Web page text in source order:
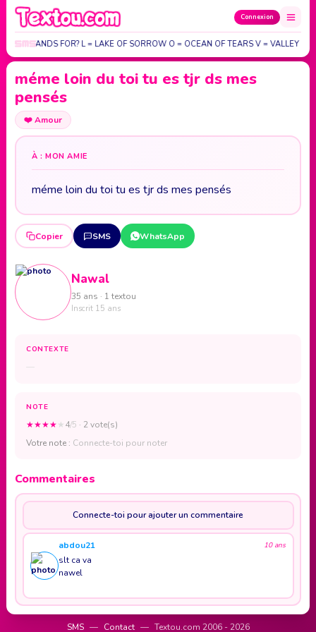
Connexion
V E STANDS FOR? L = LAKE OF SORROW O = OCEAN OF TEARS V = VALLEY OF…
méme loin du toi tu es tjr ds mes
pensés
❤️Amour
À : MON AMIE
méme loin du toi tu es tjr ds mes pensés
Copier SMS WhatsApp
Nawal
35 ans · 1 textou
Inscrit 15 ans
CONTEXTE
—
NOTE
★★★★★4/5 · 2 vote(s)
Votre note : Connecte-toi pour noter
Commentaires
Connecte-toi pour ajouter un commentaire
abdou21 10 ans
slt ca va
nawel
SMS — Contact — Textou.com 2006 - 2026